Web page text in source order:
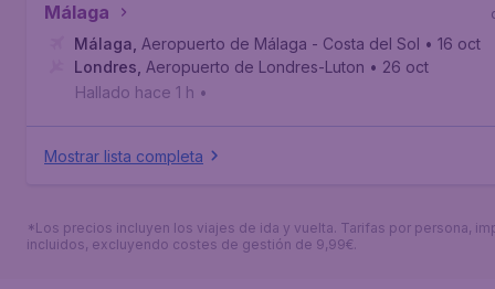
Málaga
Málaga Aeropuerto de Málaga - Costa del Sol • 16 oct
Londres Aeropuerto de Londres-Luton • 26 oct
Hallado hace 1 h •
Mostrar lista completa
*Los precios incluyen los viajes de ida y vuelta. Tarifas por persona,
incluidos, excluyendo costes de gestión de 9,99€.